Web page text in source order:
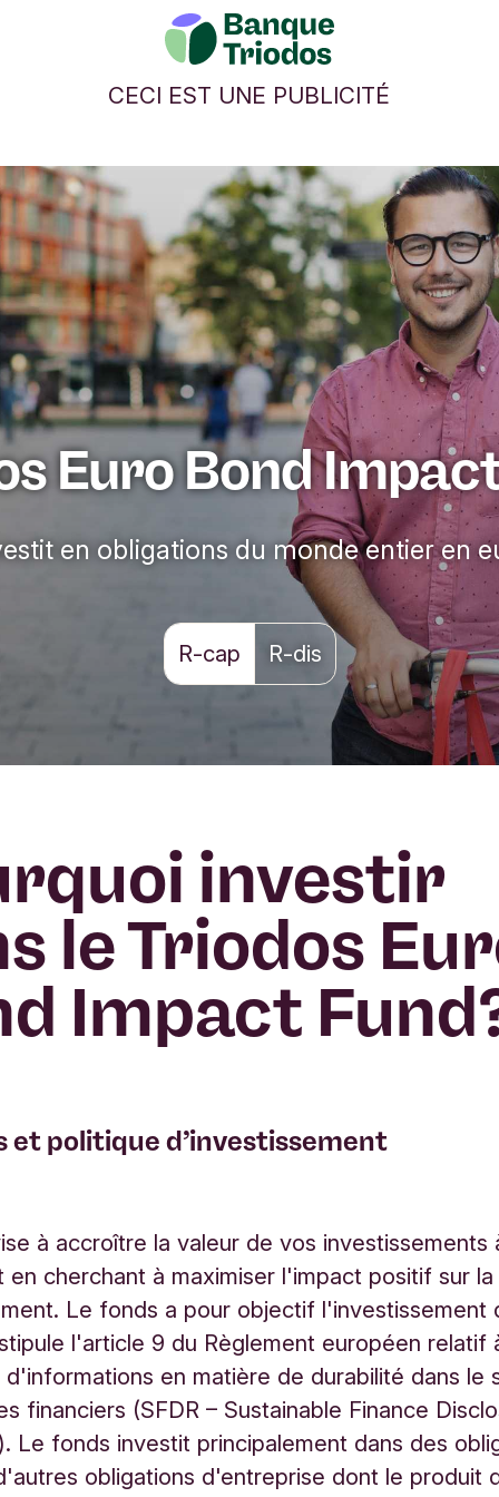
CECI EST UNE PUBLICITÉ
Euro Bond
en obligations du monde entier en
R-cap R-dis
investir
le Triodos
Impact
et politique d’investissement
à accroître la valeur de vos investissements
en cherchant à maximiser l'impact positif sur
Le fonds a pour objectif l'investissement
l'article 9 du Règlement européen relatif
d'informations en matière de durabilité dans le
financiers (SFDR – Sustainable Finance
Le fonds investit principalement dans des
obligations d'entreprise dont le produit